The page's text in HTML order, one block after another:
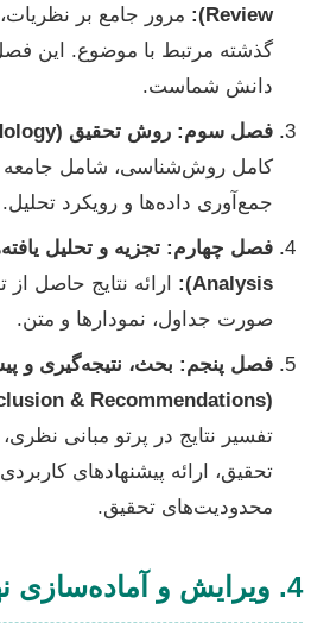
Review):
مرور جامع بر
گذشته مرتبط با موضوع. این
دانش شماست.
فصل سوم: روش تحقیق (Methodology):
کامل روش‌شناسی، شامل جامعه
جمع‌آوری داده‌ها و رویکرد تحلیل.
Analysis):
ارائه نتایج حاصل از
صورت جداول، نمودارها و متن.
فصل پنجم: بحث، نتیجه‌گیری و
(Discussion, Conclusion & Recommendations):
تفسیر نتایج در پرتو مبانی
تحقیق، ارائه پیشنهادهای
محدودیت‌های تحقیق.
4. ویرایش و آماده‌سازی نهایی